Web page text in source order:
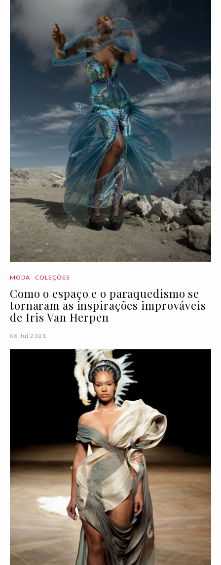
MODA COLEÇÕES
Como o espaço e o paraquedismo se
tornaram as inspirações improváveis
de Iris Van Herpen
06 Jul 2021